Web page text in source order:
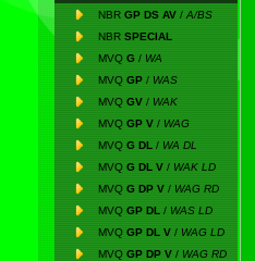
NBR GP DS AV / A/BS
NBR SPECIAL
MVQ G / WA
MVQ GP / WAS
MVQ GV / WAK
MVQ GP V / WAG
MVQ G DL / WA DL
MVQ G DL V / WAK LD
MVQ G DP V / WAG RD
MVQ GP DL / WAS LD
MVQ GP DL V / WAG LD
MVQ GP DP V / WAG RD